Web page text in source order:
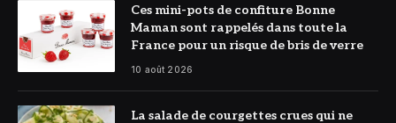
© Bonne
Maman
Ces mini-pots de confiture Bonne
Maman sont rappelés dans toute la
France pour un risque de bris de verre
10 août 2026
© Photo Minute
La salade de courgettes crues qui ne